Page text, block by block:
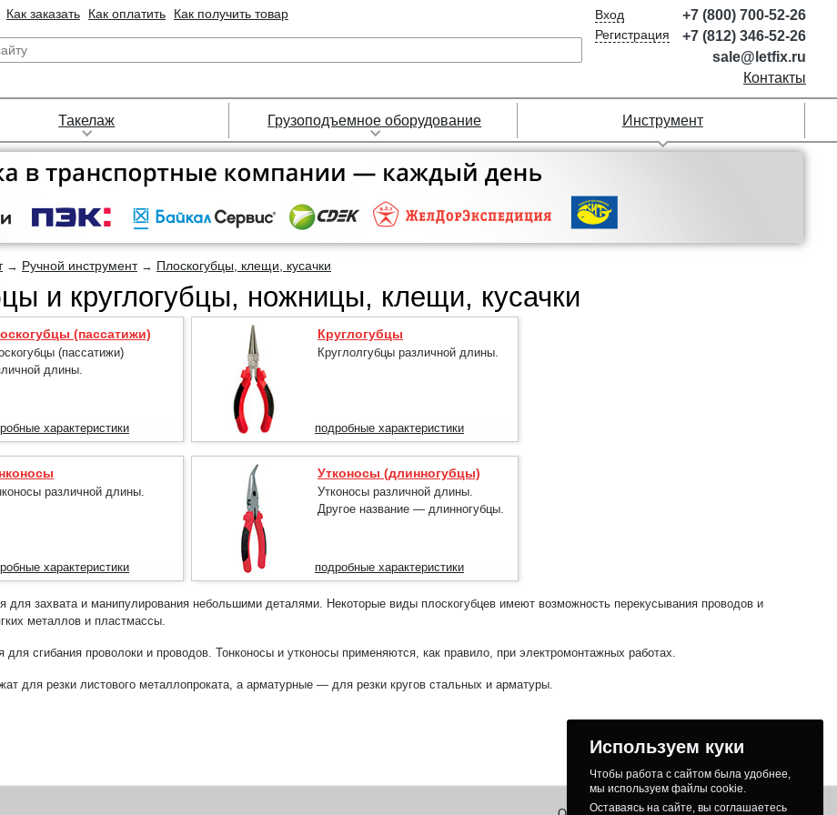
Как заказать Как оплатить Как получить товар
Вход
Регистрация
+7 (800) 700-52-26
+7 (812) 346-52-26
sale@letfix.ru
Контакты
Такелаж Грузоподъемное оборудование Инструмент
→ Ручной инструмент → Плоскогубцы, клещи, кусачки
и круглогубцы, ножницы, клещи, кусачки
(пассатижи)
(пассатижи)
длины.
характеристики
Круглогубцы
Круглолгубцы различной длины.
подробные характеристики
различной длины.
характеристики
Утконосы (длинногубцы)
Утконосы различной длины.
Другое название — длинногубцы.
подробные характеристики
для захвата и манипулирования небольшими деталями. Некоторые виды плоскогубцев имеют возможность перекусывания проводов и
металлов и пластмассы.
для сгибания проволоки и проводов. Тонконосы и утконосы применяются, как правило, при электромонтажных работах.
для резки листового металлопроката, а арматурные — для резки кругов стальных и арматуры.
Используем куки
Чтобы работа с сайтом была удобнее,
мы используем файлы cookie.
Оставаясь на сайте, вы соглашаетесь